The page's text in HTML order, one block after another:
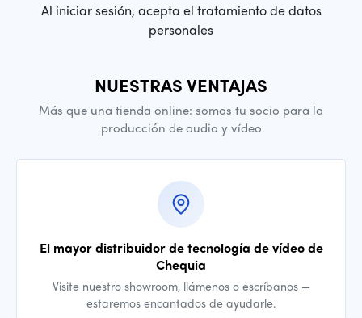
Al iniciar sesión, acepta el tratamiento de datos
personales
NUESTRAS VENTAJAS
Más que una tienda online: somos tu socio para la
producción de audio y vídeo
El mayor distribuidor de tecnología de vídeo de
Chequia
Visite nuestro showroom, llámenos o escríbanos —
estaremos encantados de ayudarle.